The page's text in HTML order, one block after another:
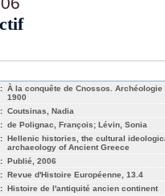
À la conquête de Cnossos.
1900
Coutsinas, Nadia
de Polignac, François; Lévin, Sonia
Hellenic histories, the cultural
archaeology of Ancient Greece
Publié, 2006
Revue d'Histoire Européenne, 13.4
Histoire de l'antiquité ancien continent